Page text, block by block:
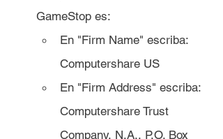
GameStop es:
En "Firm Name" escriba:
Computershare US
En "Firm Address" escriba:
Computershare Trust
Company, N.A., P.O. Box